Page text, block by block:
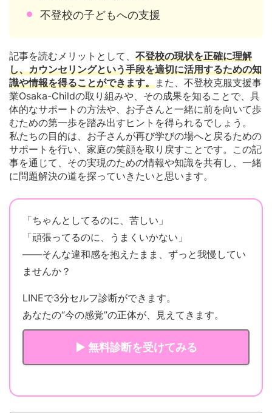
不登校の子どもへの支援
記事を読むメリットとして、 不登校の現状を正確に理解
し、カウンセリングという手段を適切に活用するための知
識や情報を得ることができます。また、不登校克服支援事
業Osaka-Childの取り組みや、その成果を知ることで、具
体的なサポートの方法や、お子さんと一緒に前を向いて歩
むための第一歩を踏み出すヒントを得られるでしょう。
私たちの目的は、お子さんが再び学びの場へと戻るための
サポートを行い、家庭の笑顔を取り戻すことです。この記
事を通じて、その実現のための情報や知識を共有し、一緒
に問題解決の道を探っていきたいと思います。
「ちゃんとしてるのに、苦しい」
「頑張ってるのに、うまくいかない」
——そんな違和感を抱えたまま、ずっと我慢してい
ませんか？
LINEで3分セルフ診断ができます。
あなたの“今の感覚”の正体が、見えてきます。
▶ 無料診断を受けてみる